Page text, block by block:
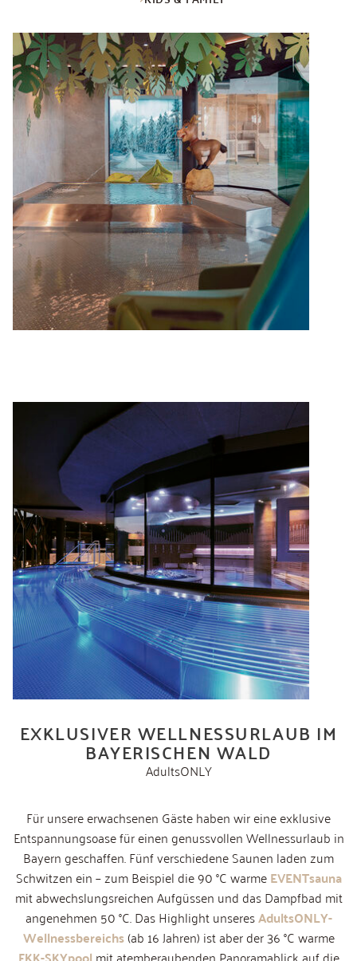
EXKLUSIVER WELLNESSURLAUB IM
BAYERISCHEN WALD
AdultsONLY
Für unsere erwachsenen Gäste haben wir eine exklusive
Entspannungsoase für einen genussvollen Wellnessurlaub in
Bayern geschaffen. Fünf verschiedene Saunen laden zum
Schwitzen ein – zum Beispiel die 90 °C warmeEVENTsauna
mit abwechslungsreichen Aufgüssen und das Dampfbad mit
angenehmen 50 °C. Das Highlight unseresAdultsONLY-
Wellnessbereichs(ab 16 Jahren) ist aber der 36 °C warme